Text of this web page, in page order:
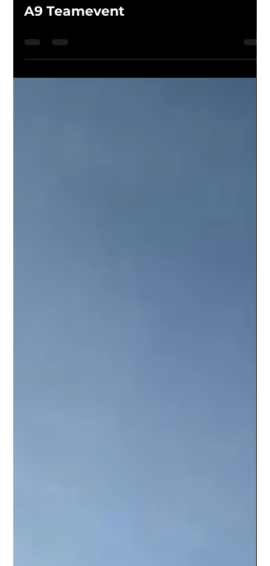
Out of Office
A9 Teamevent